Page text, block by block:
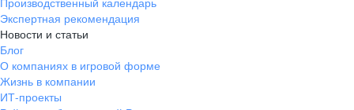
Экспертная рекомендация
Новости и статьи
Блог
О компаниях в игровой форме
Жизнь в компании
ИТ-проекты